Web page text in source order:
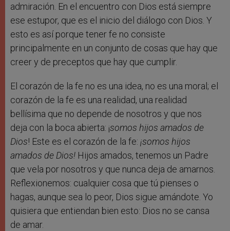
admiración. En el encuentro con Dios está siempre
ese estupor, que es el inicio del diálogo con Dios. Y
esto es así porque tener fe no consiste
principalmente en un conjunto de cosas que hay que
creer y de preceptos que hay que cumplir.
El corazón de la fe no es una idea, no es una moral; el
corazón de la fe es una realidad, una realidad
bellísima que no depende de nosotros y que nos
deja con la boca abierta: ¡somos hijos amados de
Dios! Este es el corazón de la fe: ¡somos hijos
amados de Dios! Hijos amados, tenemos un Padre
que vela por nosotros y que nunca deja de amarnos.
Reflexionemos: cualquier cosa que tú pienses o
hagas, aunque sea lo peor, Dios sigue amándote. Yo
quisiera que entiendan bien esto: Dios no se cansa
de amar.